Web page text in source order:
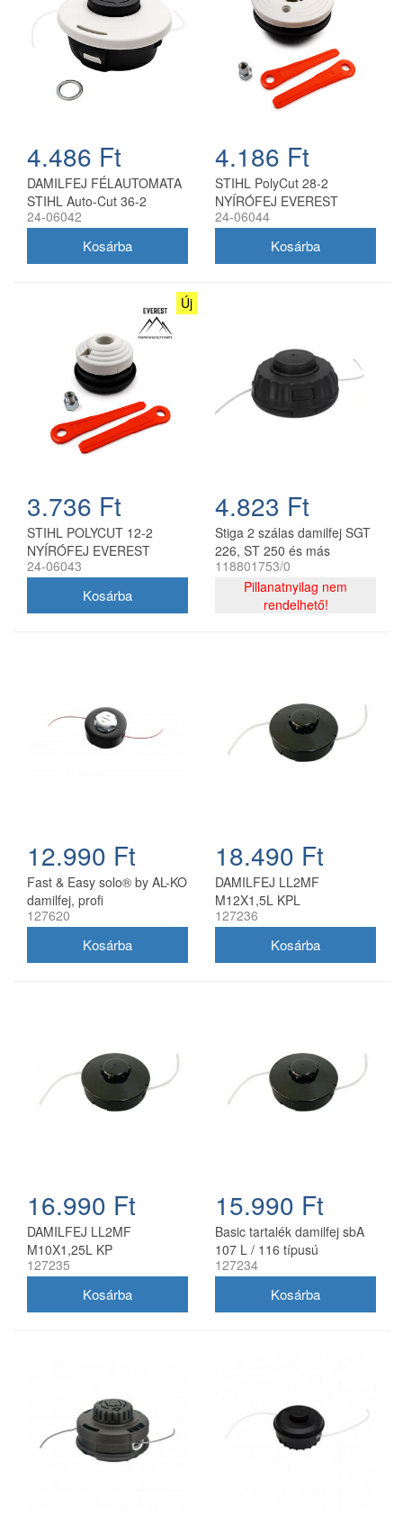
4.486 Ft
DAMILFEJ FÉLAUTOMATA
STIHL Auto-Cut 36-2
10x1.0Z EVEREST
24-06042
4.186 Ft
STIHL PolyCut 28-2
NYÍRÓFEJ EVEREST
24-06044
Új
3.736 Ft
STIHL POLYCUT 12-2
NYÍRÓFEJ EVEREST
24-06043
4.823 Ft
Stiga 2 szálas damilfej SGT
226, ST 250 és más
modellekhez 118801753/0
118801753/0
Pillanatnyilag nem
rendelhető!
12.990 Ft
Fast & Easy solo® by AL-KO
damilfej, profi
127620
18.490 Ft
DAMILFEJ LL2MF
M12X1,5L KPL
127236
16.990 Ft
DAMILFEJ LL2MF
M10X1,25L KP
127235
15.990 Ft
Basic tartalék damilfej sbA
107 L / 116 típusú
benzinmotoros fűkaszákhoz
127234